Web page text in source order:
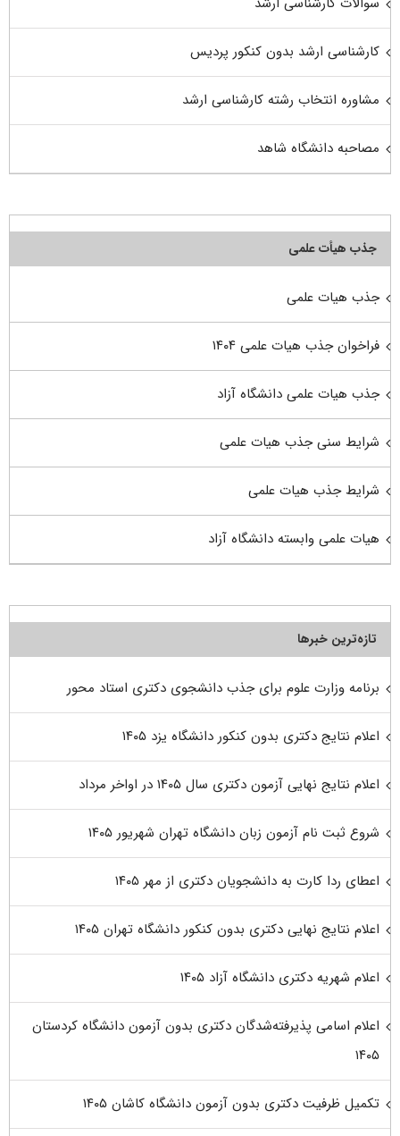
کارشناسی ارشد بدون کنکور پردیس
مشاوره انتخاب رشته کارشناسی ارشد
مصاحبه دانشگاه شاهد
جذب هیأت علمی
جذب هیات علمی
فراخوان جذب هیات علمی ۱۴۰۴
جذب هیات علمی دانشگاه آزاد
شرایط سنی جذب هیات علمی
شرایط جذب هیات علمی
هیات علمی وابسته دانشگاه آزاد
تازه‌ترین خبرها
برنامه وزارت علوم برای جذب دانشجوی دکتری استاد محور
اعلام نتایج دکتری بدون کنکور دانشگاه یزد ۱۴۰۵
اعلام نتایج نهایی آزمون دکتری سال ۱۴۰۵ در اواخر مرداد
شروع ثبت نام آزمون زبان دانشگاه تهران شهریور ۱۴۰۵
اعطای ردا کارت به دانشجویان دکتری از مهر ۱۴۰۵
اعلام نتایج نهایی دکتری بدون کنکور دانشگاه تهران ۱۴۰۵
اعلام شهریه دکتری دانشگاه آزاد ۱۴۰۵
اعلام اسامی پذیرفته‌شدگان دکتری بدون آزمون دانشگاه کردستان
۱۴۰۵
تکمیل ظرفیت دکتری بدون آزمون دانشگاه کاشان ۱۴۰۵